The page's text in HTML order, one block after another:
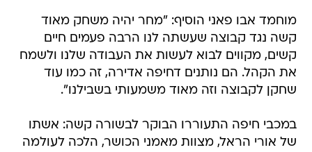
מוחמד אבו פאני הוסיף: "מחר יהיה משחק מאוד
קשה נגד קבוצה שעשתה לנו הרבה פעמים חיים
קשים, מקווים לבוא לעשות את העבודה שלנו ולשמח
את הקהל. הם נותנים דחיפה אדירה, זה כמו עוד
שחקן לקבוצה וזה מאוד משמעותי בשבילנו".
במכבי חיפה התעוררו הבוקר לבשורה קשה: אשתו
של אורי הראל, מצוות מאמני הכושר, הלכה לעולמה